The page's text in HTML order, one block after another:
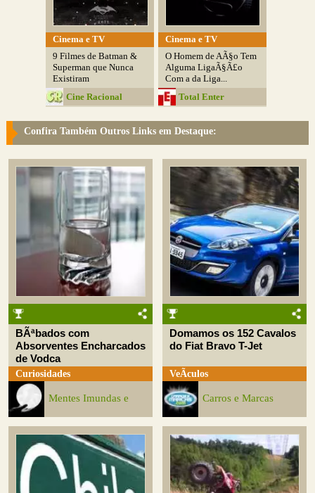
Cinema e TV
9 Filmes de Batman &
Superman que Nunca
Existiram
Cine Racional
Cinema e TV
O Homem de AÃ§o Tem
Alguma LigaÃ§Ã£o
Com a da Liga...
Total Enter
Confira Também Outros Links em Destaque:
BÃªbados com
Absorventes Encharcados
de Vodca
Curiosidades
Mentes Imundas e
Domamos os 152 Cavalos
do Fiat Bravo T-Jet
VeÃ­culos
Carros e Marcas